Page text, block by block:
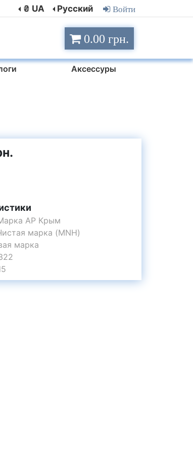
₴ UA Русский Войти
0.00 грн.
Аксессуры
АР Крым
марка (MNH)
марка